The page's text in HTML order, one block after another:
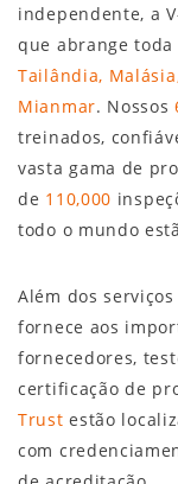
independente, a
que abrange
Tailândia,
Mianmar. Nossos
treinados,
vasta gama de
de 110,000
todo o mundo
Além dos
fornece aos
fornecedores,
certificação de
Trust estão
com